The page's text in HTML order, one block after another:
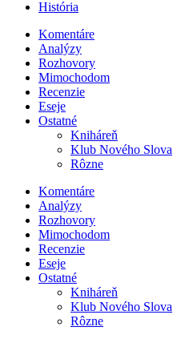
História
Komentáre
Analýzy
Rozhovory
Mimochodom
Recenzie
Eseje
Ostatné
Kniháreň
Klub Nového Slova
Rôzne
Komentáre
Analýzy
Rozhovory
Mimochodom
Recenzie
Eseje
Ostatné
Kniháreň
Klub Nového Slova
Rôzne